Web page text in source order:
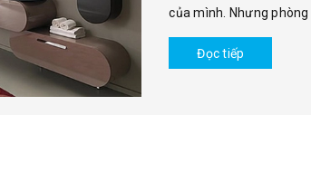
của mình. Nhưng phòng
Đọc tiếp